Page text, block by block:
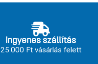
Ingyenes szállítás
25.000 Ft vásárlás felett